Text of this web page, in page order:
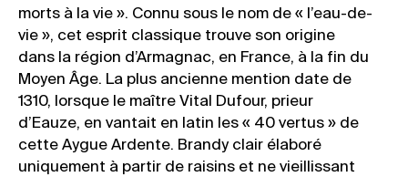
morts à la vie ». Connu sous le nom de « l’eau-de-
vie », cet esprit classique trouve son origine
dans la région d’Armagnac, en France, à la fin du
Moyen Âge. La plus ancienne mention date de
1310, lorsque le maître Vital Dufour, prieur
d’Eauze, en vantait en latin les « 40 vertus » de
cette Aygue Ardente. Brandy clair élaboré
uniquement à partir de raisins et ne vieillissant